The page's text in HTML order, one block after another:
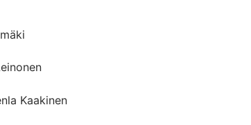
Kaakinen